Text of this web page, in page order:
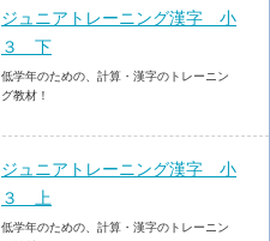
ジュニアトレーニング漢字 小
３ 下
低学年のための、計算・漢字のトレーニン
グ教材！
ジュニアトレーニング漢字 小
３ 上
低学年のための、計算・漢字のトレーニン